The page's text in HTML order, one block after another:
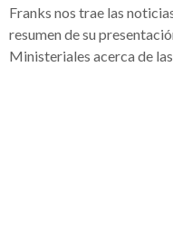
Franks nos trae las
resumen de su
Ministeriales acerca de